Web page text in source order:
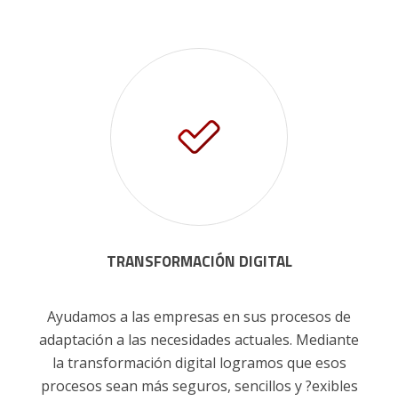
TRANSFORMACIÓN DIGITAL
Ayudamos a las empresas en sus procesos de
adaptación a las necesidades actuales. Mediante
la transformación digital logramos que esos
procesos sean más seguros, sencillos y ?exibles